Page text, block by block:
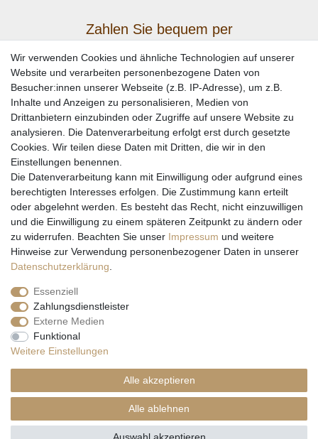
Zahlen Sie bequem per
Wir versenden mit
* Alle Preise inkl. gesetzl. Mehrwertsteuer zzgl. Versandkosten und ggf.
Nachnahmegebühren, wenn nicht anders beschrieben
Länder
hier
© Copyright 2026 Natur & Trendshop. Alle Rechte vorbehalten.
Wir verwenden Cookies und ähnliche Technologien auf unserer
Website und verarbeiten personenbezogene Daten von
Besucher:innen unserer Webseite (z.B. IP-Adresse), um z.B.
Inhalte und Anzeigen zu personalisieren, Medien von
Drittanbietern einzubinden oder Zugriffe auf unsere Website zu
analysieren. Die Datenverarbeitung erfolgt erst durch gesetzte
Cookies. Wir teilen diese Daten mit Dritten, die wir in den
Einstellungen benennen.
Die Datenverarbeitung kann mit Einwilligung oder aufgrund eines
berechtigten Interesses erfolgen. Die Zustimmung kann erteilt
oder abgelehnt werden. Es besteht das Recht, nicht einzuwilligen
und die Einwilligung zu einem späteren Zeitpunkt zu ändern oder
zu widerrufen. Beachten Sie unser Impressum und weitere
Hinweise zur Verwendung personenbezogener Daten in unserer
Daten­schutz­erklärung
Essenziell
Zahlungsdienstleister
Externe Medien
Funktional
Weitere Einstellungen
Alle akzeptieren
Alle ablehnen